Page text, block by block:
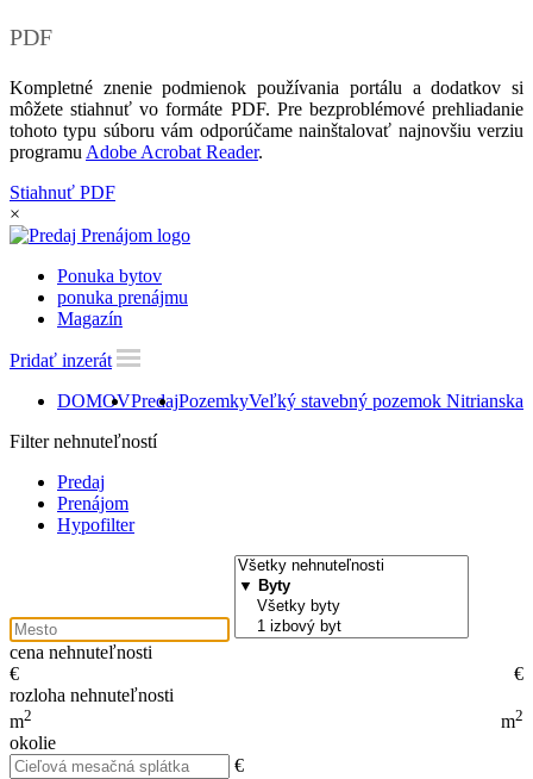
PDF
Kompletné znenie podmienok používania portálu a dodatkov si
môžete stiahnuť vo formáte PDF. Pre bezproblémové prehliadanie
tohoto typu súboru vám odporúčame nainštalovať najnovšiu verziu
programu Adobe Acrobat Reader.
Stiahnuť PDF
×
Ponuka bytov
ponuka prenájmu
Magazín
Pridať inzerát
DOMOVPredajPozemkyVeľký stavebný pozemok Nitrianska
Filter nehnuteľností
Predaj
Prenájom
Hypofilter
cena nehnuteľnosti
€
€
rozloha nehnuteľnosti
m2 m2
okolie
€